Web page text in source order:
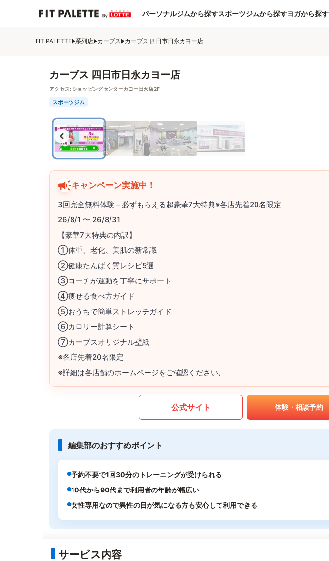
パーソナルジムから探すスポーツジムから探すヨガから探す
FIT PALETTE 系列店 カーブス カーブス 四日市日永カヨー店
カーブス 四日市日永カヨー店
アクセス: ショッピングセンターカヨー日永店2F
スポーツジム
キャンペーン実施中！
3回完全無料体験＋必ずもらえる超豪華7大特典※各店先着20名限定
26/8/1 〜 26/8/31
【豪華7大特典の内訳】
①体重、老化、美肌の新常識
②健康たんぱく質レシピ5選
③コーチが運動を丁寧にサポート
④痩せる食べ方ガイド
⑤おうちで簡単ストレッチガイド
⑥カロリー計算シート
⑦カーブスオリジナル壁紙
※各店先着20名限定
※詳細は各店舗のホームページをご確認ください｡
公式サイト 体験・相談予約
編集部のおすすめポイント
予約不要で1回30分のトレーニングが受けられる
10代から90代まで利用者の年齢が幅広い
女性専用なので異性の目が気になる方も安心して利用できる
サービス内容